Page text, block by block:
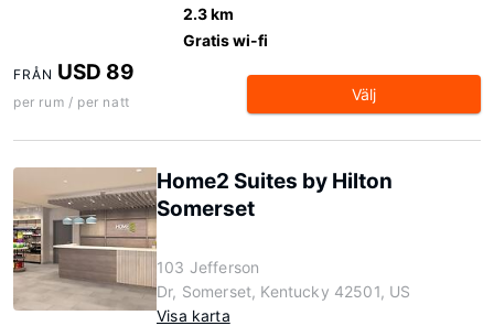
2.3 km
Gratis wi-fi
FRÅN USD 89
per rum / per natt Välj
Home2 Suites by Hilton
Somerset
103 Jefferson
Dr, Somerset, Kentucky 42501, US
Visa karta